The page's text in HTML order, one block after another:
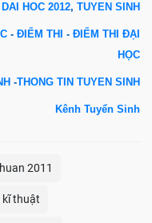
HOC 2012, TUYEN SINH
- ĐIỂM THI - ĐIỂM THI ĐẠI
HỌC
-THONG TIN TUYEN SINH
Kênh Tuyển Sinh
2011
kĩ thuật